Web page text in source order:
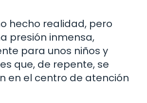
hecho realidad, pero
presión inmensa,
para unos niños y
que, de repente, se
en el centro de atención